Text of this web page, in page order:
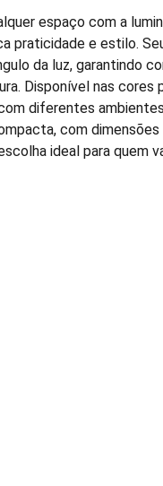
espaço com a
praticidade e estilo.
da luz, garantindo
Disponível nas
diferentes
com
ideal para quem